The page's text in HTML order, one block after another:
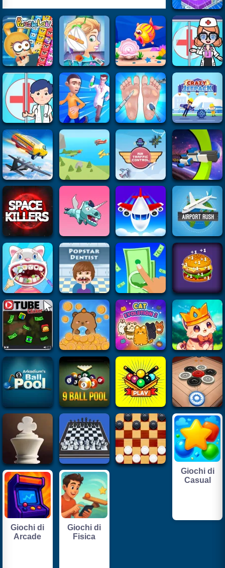
Giochi di
Casual
Giochi di
Arcade
Giochi di
Fisica